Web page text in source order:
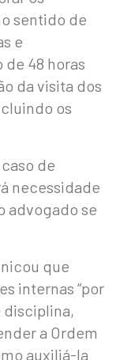
sentido de
e
48 horas
da visita dos
os
de
necessidade
advogado se
que
internas “por
disciplina,
a Ordem
auxiliá-la